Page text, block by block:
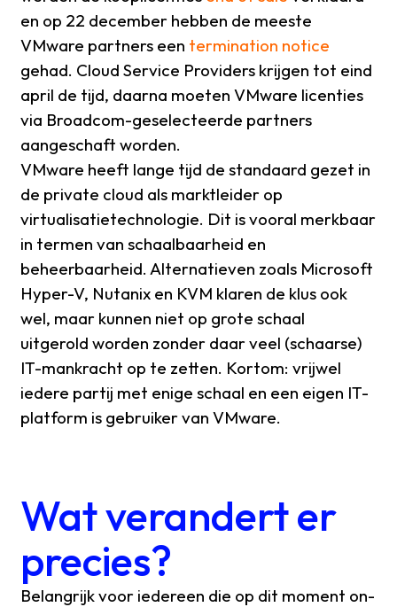
en op 22 december hebben de meeste
VMware partners een termination notice
gehad. Cloud Service Providers krijgen tot eind
april de tijd, daarna moeten VMware licenties
via Broadcom-geselecteerde partners
aangeschaft worden.
VMware heeft lange tijd de standaard gezet in
de private cloud als marktleider op
virtualisatietechnologie. Dit is vooral merkbaar
in termen van schaalbaarheid en
beheerbaarheid. Alternatieven zoals Microsoft
Hyper-V, Nutanix en KVM klaren de klus ook
wel, maar kunnen niet op grote schaal
uitgerold worden zonder daar veel (schaarse)
IT-mankracht op te zetten. Kortom: vrijwel
iedere partij met enige schaal en een eigen IT-
platform is gebruiker van VMware.
Wat verandert er
precies?
Belangrijk voor iedereen die op dit moment on-